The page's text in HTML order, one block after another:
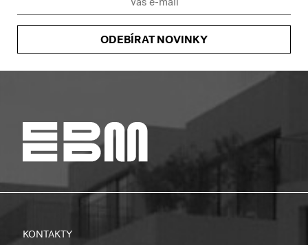
ODEBÍRAT NOVINKY
KONTAKTY